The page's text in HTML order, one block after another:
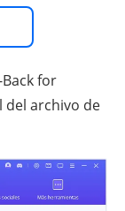
for
del archivo de